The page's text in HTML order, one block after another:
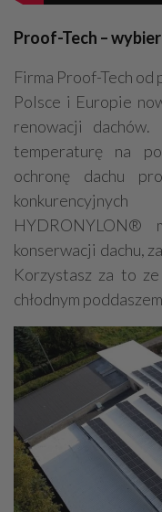
Proof-Tech –
Firma Proof-Tech
Polsce i Europie
renowacji
temperaturę na
ochronę dachu
HYDRONYLON®
konserwacji dachu,
Korzystasz za to
chłodnym